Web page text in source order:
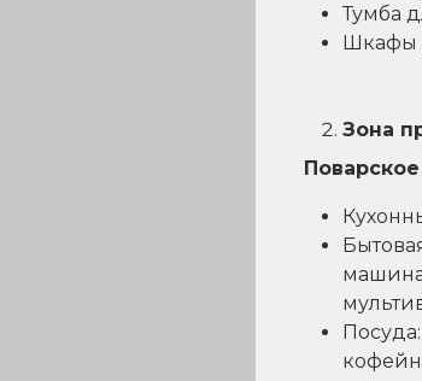
Тумба
Шкафы
Зона